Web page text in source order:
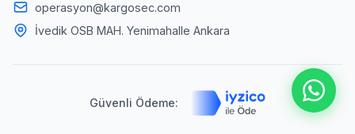
operasyon@kargosec.com
İvedik OSB MAH. Yenimahalle Ankara
Güvenli Ödeme: